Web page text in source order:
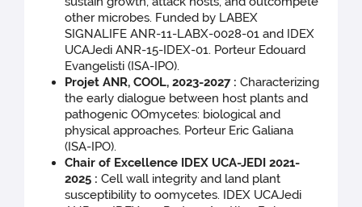
other microbes. Funded by LABEX
SIGNALIFE ANR-11-LABX-0028-01 and IDEX
UCAJedi ANR-15-IDEX-01. Porteur Edouard
Evangelisti (ISA-IPO).
Projet ANR, COOL, 2023-2027 : Characterizing
the early dialogue between host plants and
pathogenic OOmycetes: biological and
physical approaches. Porteur Eric Galiana
(ISA-IPO).
Chair of Excellence IDEX UCA-JEDI 2021-
2025 : Cell wall integrity and land plant
susceptibility to oomycetes. IDEX UCAJedi